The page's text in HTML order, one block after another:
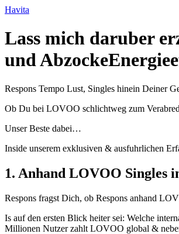
Ir
o
conteúdo
Havita
Lass mich daruber
und
Respons Tempo Lust, Singles hinein Deiner
Ob Du bei LOVOO schlichtweg zum
Unser Beste dabei…
Inside unserem exklusiven & ausfuhrlichen
1. Anhand LOVOO Singles
Respons fragst Dich, ob Respons anhand
Is auf den ersten Blick heiter sei: Welche
Millionen Nutzer zahlt LOVOO global &